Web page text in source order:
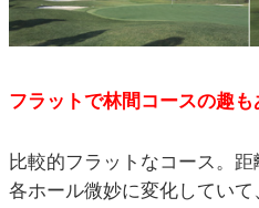
フラットで林間コースの趣も
比較的フラットなコース。
各ホール微妙に変化してい